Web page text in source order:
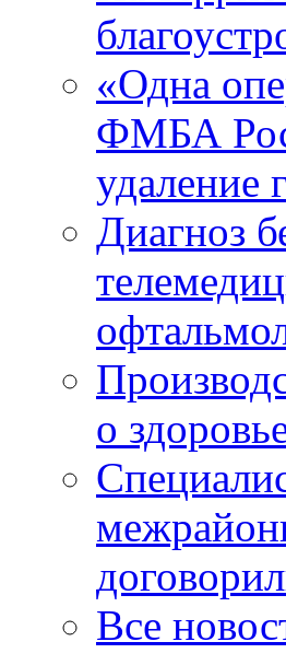
«Одна
ФМБА
удаление
Диагноз
о
Все